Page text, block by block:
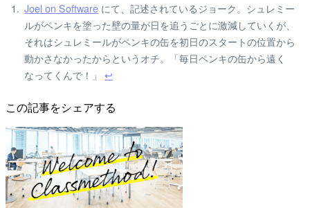
Joel on Software にて、記述されているジョーク。シュレミー
ルがペンキを塗った壁の量が日を追うごとに激減していくが、
それはシュレミールがペンキの缶を初日のスタートの位置から
動かさなかったからというオチ。「毎日ペンキの缶から遠く
なってくんで！」↩
この記事をシェアする